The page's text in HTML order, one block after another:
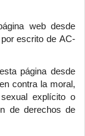
web desde
escrito de AC-
página desde
contra la moral,
explícito o
de derechos de